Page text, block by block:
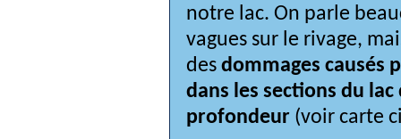
notre lac. On parle
vagues sur le rivage,
des dommages causés
dans les sections du
profondeur (voir carte